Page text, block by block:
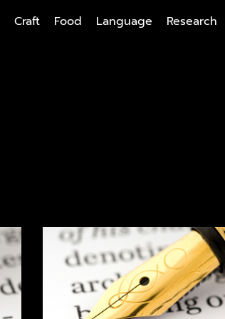
Craft Food Language Research